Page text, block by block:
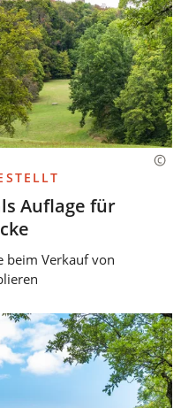
Auflage für
beim Verkauf von